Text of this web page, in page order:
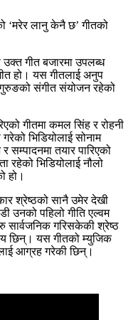
‘मरेर लानु केनै छ’ गीतको
उक्त गीत बजारमा उपलब्ध
हो। यस गीतलाई अनुप
गुरुङको संगीत संयोजन रहेको
गीतमा कमल सिंह र रोहनी
भिडियोलाई सोनाम
तयार पारिएको
रहेको भिडियोलाई नौलो
हो।
श्रेष्ठको सानै उमेर देखी
उनको पहिलो गीति एल्वम
सार्वजनिक गरिसकेकी श्रेष्ठ
छिन्। यस गीतको म्युजिक
आग्रह गरेकी छिन्।